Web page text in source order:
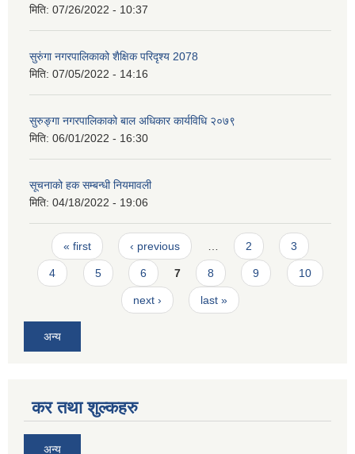
मिति: 07/26/2022 - 10:37
सुरुंगा नगरपालिकाको शैक्षिक परिदृश्य 2078
मिति: 07/05/2022 - 14:16
सुरुङ्गा नगरपालिकाको बाल अधिकार कार्यविधि २०७९
मिति: 06/01/2022 - 16:30
सूचनाको हक सम्बन्धी नियमावली
मिति: 04/18/2022 - 19:06
Pages
« first ‹ previous 2 3
4 5 6 7 8 9 10
next › last »
अन्य
कर तथा शुल्कहरु
अन्य